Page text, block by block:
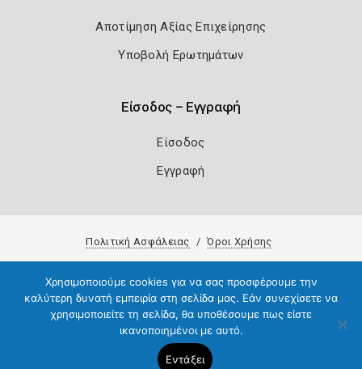
Αποτίμηση Αξίας Επιχείρησης
Υποβολή Ερωτημάτων
Είσοδος – Εγγραφή
Είσοδος
Εγγραφή
Πολιτική Ασφάλειας Όροι Χρήσης
Χρησιμοποιούμε cookies για να σας προσφέρουμε την
καλύτερη δυνατή εμπειρία στη σελίδα μας. Εάν συνεχίσετε να
χρησιμοποιείτε τη σελίδα, θα υποθέσουμε πως είστε
ικανοποιημένοι με αυτό.
Εντάξει